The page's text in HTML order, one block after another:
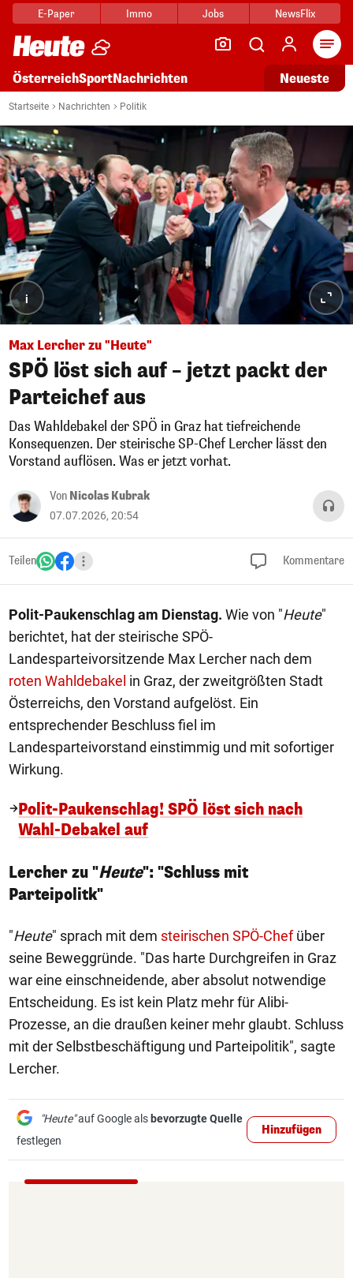
E-Paper Immo Jobs NewsFlix
ÖsterreichSportNachrichten Neueste
Startseite Nachrichten Politik
i
Max Lercher zu "Heute"
SPÖ löst sich auf – jetzt packt der
Parteichef aus
Das Wahldebakel der SPÖ in Graz hat tiefreichende
Konsequenzen. Der steirische SP-Chef Lercher lässt den
Vorstand auflösen. Was er jetzt vorhat.
Von Nicolas Kubrak
07.07.2026, 20:54
Teilen Kommentare
Polit-Paukenschlag am Dienstag. Wie von "Heute"
berichtet, hat der steirische SPÖ-
Landesparteivorsitzende Max Lercher nach dem
roten Wahldebakel in Graz, der zweitgrößten Stadt
Österreichs, den Vorstand aufgelöst. Ein
entsprechender Beschluss fiel im
Landesparteivorstand einstimmig und mit sofortiger
Wirkung.
Polit-Paukenschlag! SPÖ löst sich nach
Wahl-Debakel auf
Lercher zu "Heute": "Schluss mit
Parteipolitk"
"Heute" sprach mit dem steirischen SPÖ-Chefüber
seine Beweggründe. "Das harte Durchgreifen in Graz
war eine einschneidende, aber absolut notwendige
Entscheidung. Es ist kein Platz mehr für Alibi-
Prozesse, an die draußen keiner mehr glaubt. Schluss
mit der Selbstbeschäftigung und Parteipolitik", sagte
Lercher.
"Heute"auf Google als bevorzugte Quelle
festlegen
Hinzufügen